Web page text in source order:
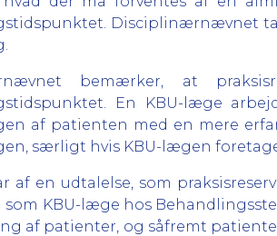
Disciplinærnævnet
bemærker, at
En KBU-læge
af patienten med en mere
særligt hvis KBU-lægen
af en udtalelse, som
som KBU-læge hos
af patienter, og såfremt